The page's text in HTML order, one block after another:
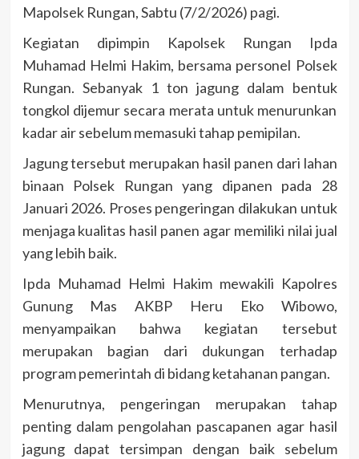
Mapolsek Rungan, Sabtu (7/2/2026) pagi.
Kegiatan dipimpin Kapolsek Rungan Ipda
Muhamad Helmi Hakim, bersama personel Polsek
Rungan. Sebanyak 1 ton jagung dalam bentuk
tongkol dijemur secara merata untuk menurunkan
kadar air sebelum memasuki tahap pemipilan.
Jagung tersebut merupakan hasil panen dari lahan
binaan Polsek Rungan yang dipanen pada 28
Januari 2026. Proses pengeringan dilakukan untuk
menjaga kualitas hasil panen agar memiliki nilai jual
yang lebih baik.
Ipda Muhamad Helmi Hakim mewakili Kapolres
Gunung Mas AKBP Heru Eko Wibowo,
menyampaikan bahwa kegiatan tersebut
merupakan bagian dari dukungan terhadap
program pemerintah di bidang ketahanan pangan.
Menurutnya, pengeringan merupakan tahap
penting dalam pengolahan pascapanen agar hasil
jagung dapat tersimpan dengan baik sebelum